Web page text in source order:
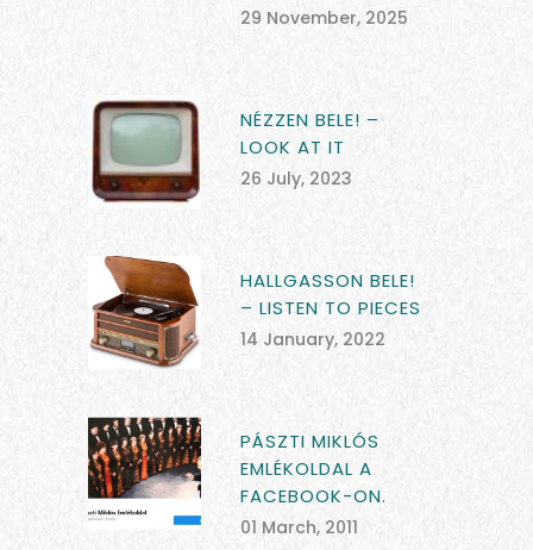
29 November, 2025
NÉZZEN BELE! –
LOOK AT IT
26 July, 2023
HALLGASSON BELE!
– LISTEN TO PIECES
14 January, 2022
PÁSZTI MIKLÓS
EMLÉKOLDAL A
FACEBOOK-ON.
01 March, 2011